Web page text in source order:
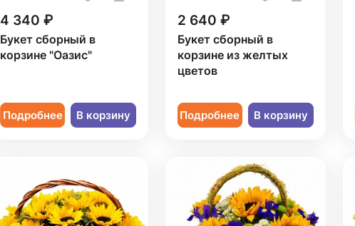
4 340 ₽
Букет сборный в
корзине "Оазис"
Подробнее В корзину
2 640 ₽
Букет сборный в
корзине из желтых
цветов
Подробнее В корзину